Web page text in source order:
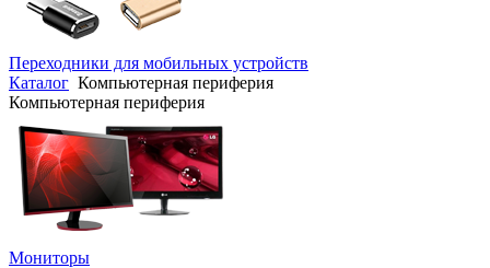
Переходники для мобильных устройств
Каталог Компьютерная периферия
Компьютерная периферия
Мониторы